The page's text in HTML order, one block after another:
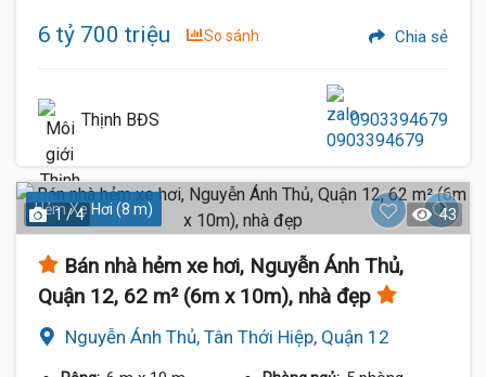
6 tỷ 700 triệu So sánh Chia sẻ
Thịnh BĐS 0903394679
Hẻm Xe Hơi (8 m)
1 / 4 43
Bán nhà hẻm xe hơi, Nguyễn Ánh Thủ,
Quận 12, 62 m² (6m x 10m), nhà đẹp
Nguyễn Ánh Thủ, Tân Thới Hiệp, Quận 12